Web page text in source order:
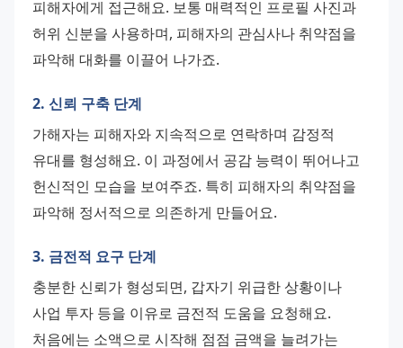
피해자에게 접근해요. 보통 매력적인 프로필 사진과
허위 신분을 사용하며, 피해자의 관심사나 취약점을
파악해 대화를 이끌어 나가죠.
2. 신뢰 구축 단계
가해자는 피해자와 지속적으로 연락하며 감정적
유대를 형성해요. 이 과정에서 공감 능력이 뛰어나고
헌신적인 모습을 보여주죠. 특히 피해자의 취약점을
파악해 정서적으로 의존하게 만들어요.
3. 금전적 요구 단계
충분한 신뢰가 형성되면, 갑자기 위급한 상황이나
사업 투자 등을 이유로 금전적 도움을 요청해요.
처음에는 소액으로 시작해 점점 금액을 늘려가는